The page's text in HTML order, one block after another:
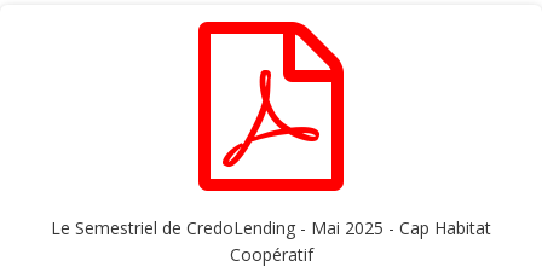
Le Semestriel de CredoLending - Mai 2025 - Cap Habitat
Coopératif